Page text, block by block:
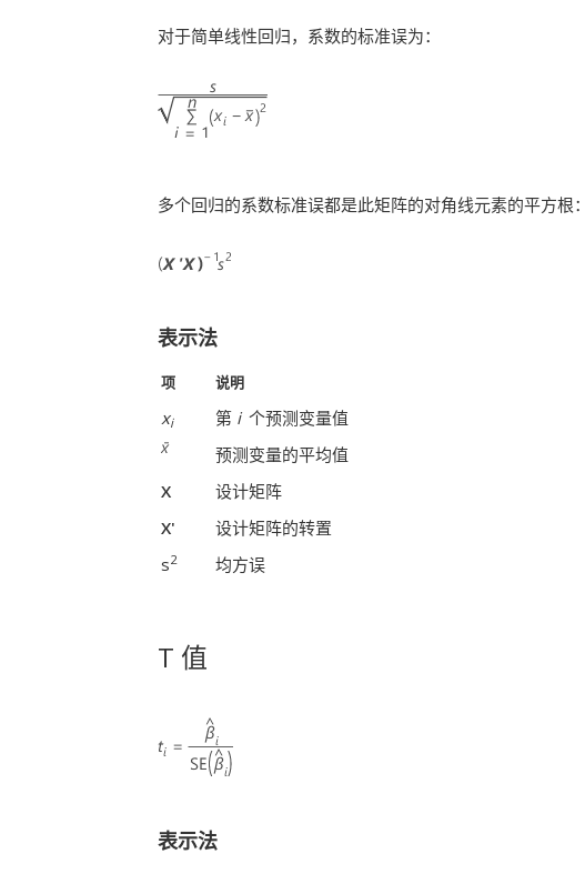
对于简单线性回归，系数的标准误为：
多个回归的系数标准误都是此矩阵的对角线元素的平方根：
表示法
项 说明
xi 第 i 个预测变量值
预测变量的平均值
X
设计矩阵
X'
设计矩阵的转置
s2 均方误
T 值
表示法